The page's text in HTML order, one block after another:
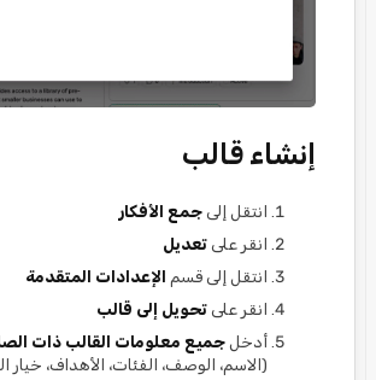
إنشاء قالب
انتقل إلى جمع الأفكار
انقر على تعديل
انتقل إلى قسم الإعدادات المتقدمة
انقر على تحويل إلى قالب
أدخل جميع معلومات القالب ذات
(الاسم، الوصف، الفئات، الأهداف، خيار